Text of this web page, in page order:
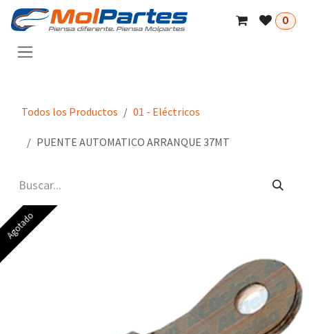
Ir al contenido
0
Todos los Productos 01 - Eléctricos
PUENTE AUTOMATICO ARRANQUE 37MT
Agotado
Agotado